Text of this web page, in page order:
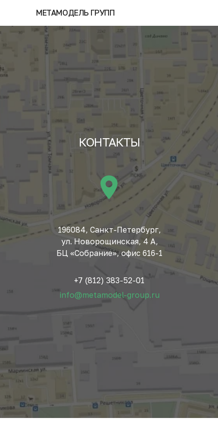
МЕТАМОДЕЛЬ ГРУПП
КОНТАКТЫ
info@metamodel-group.ru
+7 (812) 383-52-01
196084, Санкт-Петербург,
ул. Новорощинская, 4 А,
БЦ «Собрание», офис 616-1